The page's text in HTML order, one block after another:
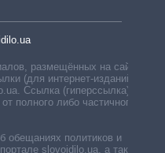
размещённых на сайте,
(для интернет-изданий —
Ссылка (гиперссылка)
полного либо частичного
обещаниях политиков и
slovoidilo.ua, а также